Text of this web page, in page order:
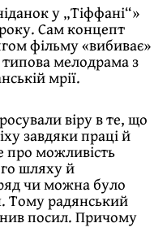
у „Тіффані“»
Сам концепт
фільму «вибиває»
мелодрама з
мрії.
віру в те, що
завдяки праці й
про можливість
шляху й
чи можна було
Тому радянський
посил. Причому